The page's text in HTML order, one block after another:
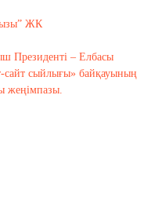
ЖК
Президенті – Елбасы
сайт сыйлығы» байқауының
жеңімпазы.